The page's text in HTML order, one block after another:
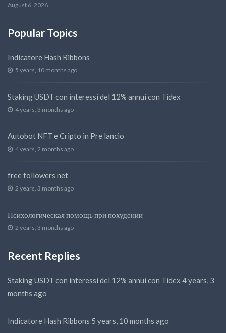
August 6, 2026
Popular Topics
Indicatore Hash Ribbons
5 years, 10 months ago
Staking USDT con interessi del 12% annui con Tidex
4 years, 3 months ago
Autobot NFT e Cripto in Pre lancio
4 years, 2 months ago
free followers net
2 years, 3 months ago
Психологическая помощь при похудении
2 years, 3 months ago
Recent Replies
Staking USDT con interessi del 12% annui con Tidex 4 years, 3
months ago
Indicatore Hash Ribbons 5 years, 10 months ago